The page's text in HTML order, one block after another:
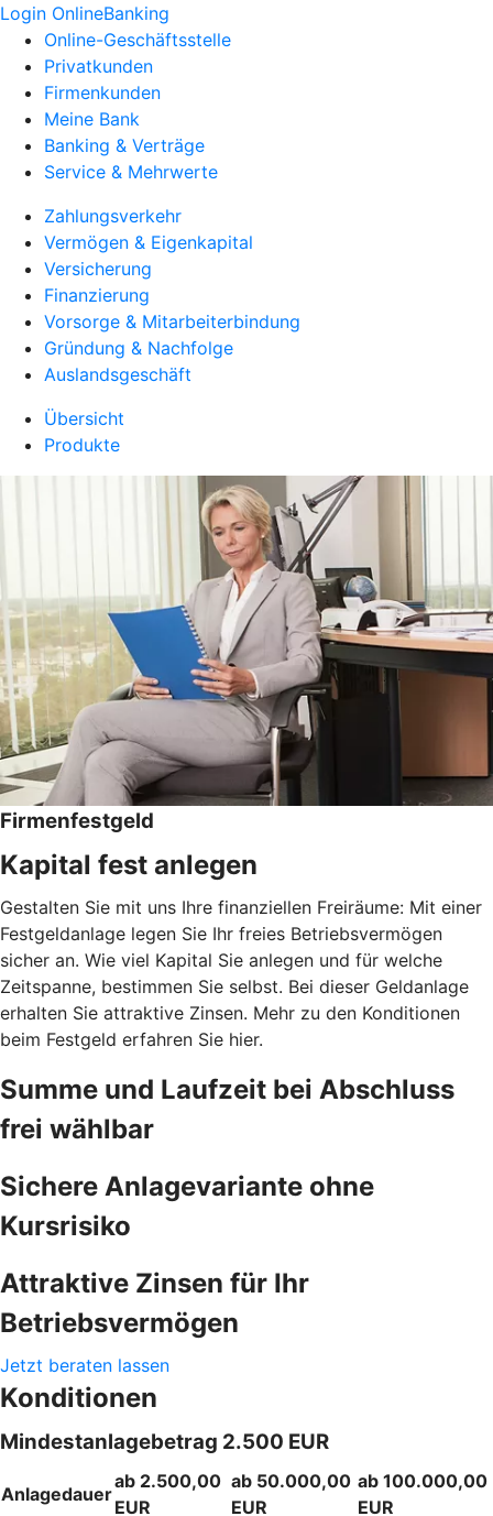
Login OnlineBanking
Online-Geschäftsstelle
Privatkunden
Firmenkunden
Meine Bank
Banking & Verträge
Service & Mehrwerte
Zahlungsverkehr
Vermögen & Eigenkapital
Versicherung
Finanzierung
Vorsorge & Mitarbeiterbindung
Gründung & Nachfolge
Auslandsgeschäft
Übersicht
Produkte
Firmenfestgeld
Kapital fest anlegen
Gestalten Sie mit uns Ihre finanziellen Freiräume: Mit einer
Festgeldanlage legen Sie Ihr freies Betriebsvermögen
sicher an. Wie viel Kapital Sie anlegen und für welche
Zeitspanne, bestimmen Sie selbst. Bei dieser Geldanlage
erhalten Sie attraktive Zinsen. Mehr zu den Konditionen
beim Festgeld erfahren Sie hier.
Summe und Laufzeit bei Abschluss
frei wählbar
Sichere Anlagevariante ohne
Kursrisiko
Attraktive Zinsen für Ihr
Betriebsvermögen
Jetzt beraten lassen
Konditionen
Mindestanlagebetrag 2.500 EUR
Anlagedauer
ab 2.500,00
EUR
ab 50.000,00
EUR
ab 100.000,00
EUR